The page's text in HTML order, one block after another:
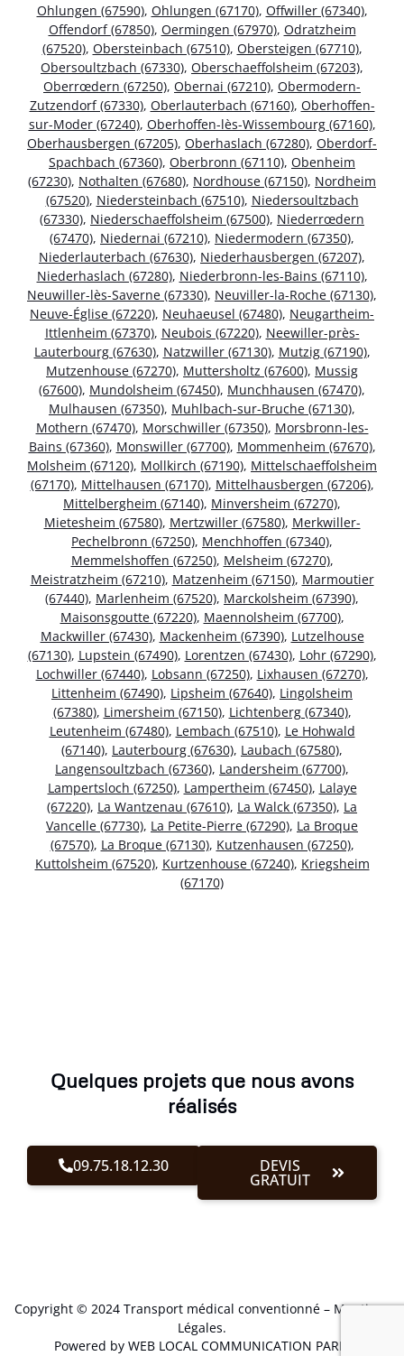
Ohlungen (67590), Ohlungen (67170), Offwiller (67340),
Offendorf (67850), Oermingen (67970), Odratzheim
(67520), Obersteinbach (67510), Obersteigen (67710),
Obersoultzbach (67330), Oberschaeffolsheim (67203),
Oberrœdern (67250), Obernai (67210), Obermodern-
Zutzendorf (67330), Oberlauterbach (67160), Oberhoffen-
sur-Moder (67240), Oberhoffen-lès-Wissembourg (67160),
Oberhausbergen (67205), Oberhaslach (67280), Oberdorf-
Spachbach (67360), Oberbronn (67110), Obenheim
(67230), Nothalten (67680), Nordhouse (67150), Nordheim
(67520), Niedersteinbach (67510), Niedersoultzbach
(67330), Niederschaeffolsheim (67500), Niederrœdern
(67470), Niedernai (67210), Niedermodern (67350),
Niederlauterbach (67630), Niederhausbergen (67207),
Niederhaslach (67280), Niederbronn-les-Bains (67110),
Neuwiller-lès-Saverne (67330), Neuviller-la-Roche (67130),
Neuve-Église (67220), Neuhaeusel (67480), Neugartheim-
Ittlenheim (67370), Neubois (67220), Neewiller-près-
Lauterbourg (67630), Natzwiller (67130), Mutzig (67190),
Mutzenhouse (67270), Muttersholtz (67600), Mussig
(67600), Mundolsheim (67450), Munchhausen (67470),
Mulhausen (67350), Muhlbach-sur-Bruche (67130),
Mothern (67470), Morschwiller (67350), Morsbronn-les-
Bains (67360), Monswiller (67700), Mommenheim (67670),
Molsheim (67120), Mollkirch (67190), Mittelschaeffolsheim
(67170), Mittelhausen (67170), Mittelhausbergen (67206),
Mittelbergheim (67140), Minversheim (67270),
Mietesheim (67580), Mertzwiller (67580), Merkwiller-
Pechelbronn (67250), Menchhoffen (67340),
Memmelshoffen (67250), Melsheim (67270),
Meistratzheim (67210), Matzenheim (67150), Marmoutier
(67440), Marlenheim (67520), Marckolsheim (67390),
Maisonsgoutte (67220), Maennolsheim (67700),
Mackwiller (67430), Mackenheim (67390), Lutzelhouse
(67130), Lupstein (67490), Lorentzen (67430), Lohr (67290),
Lochwiller (67440), Lobsann (67250), Lixhausen (67270),
Littenheim (67490), Lipsheim (67640), Lingolsheim
(67380), Limersheim (67150), Lichtenberg (67340),
Leutenheim (67480), Lembach (67510), Le Hohwald
(67140), Lauterbourg (67630), Laubach (67580),
Langensoultzbach (67360), Landersheim (67700),
Lampertsloch (67250), Lampertheim (67450), Lalaye
(67220), La Wantzenau (67610), La Walck (67350), La
Vancelle (67730), La Petite-Pierre (67290), La Broque
(67570), La Broque (67130), Kutzenhausen (67250),
Kuttolsheim (67520), Kurtzenhouse (67240), Kriegsheim
(67170)
Quelques projets que nous avons
réalisés
09.75.18.12.30 DEVIS
GRATUIT
Copyright © 2024 Transport médical conventionné – Mentions
Légales.
Powered by WEB LOCAL COMMUNICATION PARIS